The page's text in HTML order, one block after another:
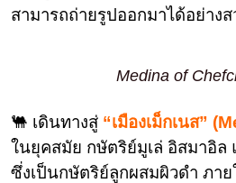
สามารถถ่ายรูปออกมาได้อย่าง
Medina of
🐫 เดินทางสู่ “เมืองเม็กเนส”
ในยุคสมัย กษัตริย์มูเล่ อิสมาอิล
ซึ่งเป็นกษัตริย์ลูกผสมผิวดำ ภา